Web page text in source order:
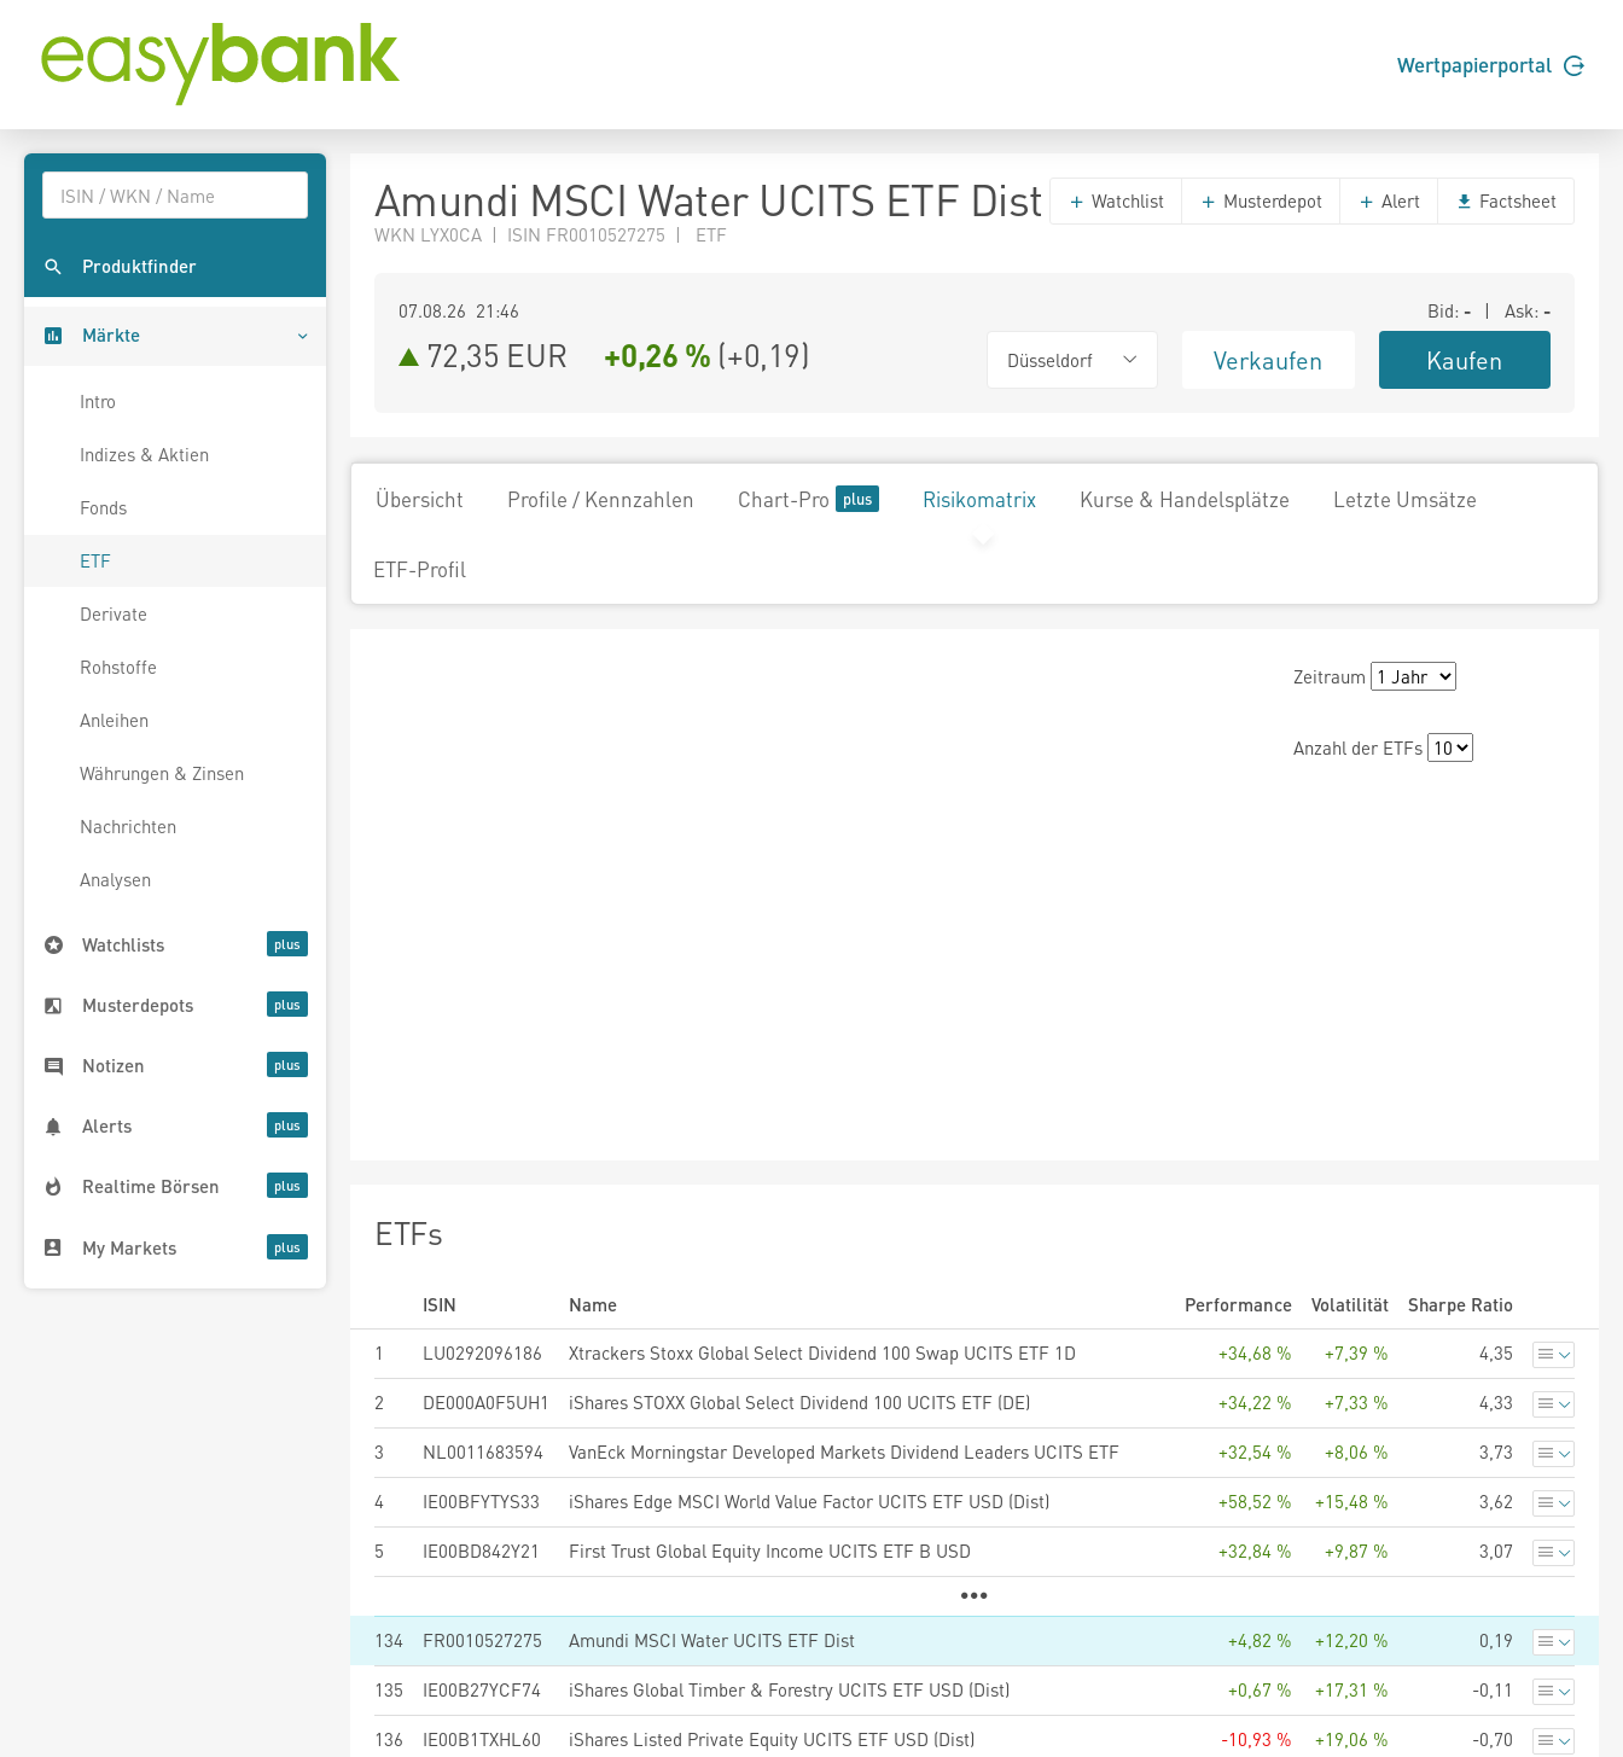
Wertpapierportal
Produktfinder
Märkte
Intro
Indizes & Aktien
Fonds
ETF
Derivate
Rohstoffe
Anleihen
Währungen & Zinsen
Nachrichten
Analysen
Watchlists
Musterdepots
Notizen
Alerts
Realtime Börsen
My Markets
Amundi MSCI Water UCITS ETF Dist
WKN LYX0CA | ISIN FR0010527275 | ETF
Watchlist Musterdepot Alert Factsheet
07.08.26 21:46 Bid: - | Ask: -
72,35 EUR +0,26 % (+0,19) Düsseldorf Verkaufen Kaufen
Übersicht Profile / Kennzahlen Chart-Pro Risikomatrix Kurse & Handelsplätze Letzte Umsätze
ETF-Profil
Zeitraum
Anzahl der ETFs
ETFs
ISIN Name Performance Volatilität
Sharpe Ratio
1
LU0292096186 Xtrackers Stoxx Global Select Dividend 100 Swap UCITS ETF 1D +34,68 % +7,39 % 4,35
2 DE000A0F5UH1 iShares STOXX Global Select Dividend 100 UCITS ETF (DE) +34,22 % +7,33 % 4,33
3 NL0011683594 VanEck Morningstar Developed Markets Dividend Leaders UCITS ETF +32,54 % +8,06 % 3,73
4 IE00BFYTYS33 iShares Edge MSCI World Value Factor UCITS ETF USD (Dist) +58,52 % +15,48 % 3,62
5 IE00BD842Y21 First Trust Global Equity Income UCITS ETF B USD +32,84 % +9,87 % 3,07
134 FR0010527275 Amundi MSCI Water UCITS ETF Dist +4,82 % +12,20 % 0,19
135 IE00B27YCF74 iShares Global Timber & Forestry UCITS ETF USD (Dist) +0,67 % +17,31 % -0,11
136 IE00B1TXHL60 iShares Listed Private Equity UCITS ETF USD (Dist) -10,93 % +19,06 % -0,70